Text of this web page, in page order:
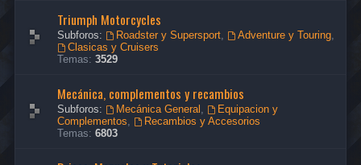
Triumph Motorcycles
Subforos: Roadster y Supersport, Adventure y Touring,
Clasicas y Cruisers
Temas: 3529
Mecánica, complementos y recambios
Subforos: Mecánica General ,
Equipacion y
Complementos,
Recambios y Accesorios
Temas: 6803